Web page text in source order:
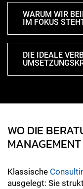
WARUM WIR
IM FOKUS
DIE IDEALE
WO DIE
Klassische
ausgelegt: Sie